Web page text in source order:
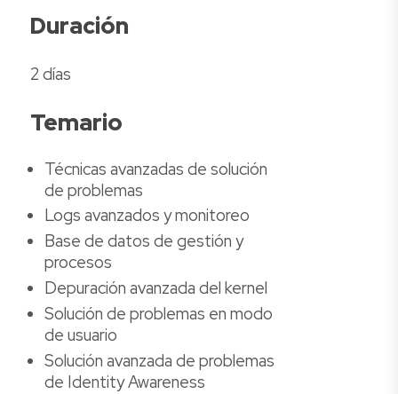
Duración
2 días
Temario
Técnicas avanzadas de solución
de problemas
Logs avanzados y monitoreo
Base de datos de gestión y
procesos
Depuración avanzada del kernel
Solución de problemas en modo
de usuario
Solución avanzada de problemas
de Identity Awareness